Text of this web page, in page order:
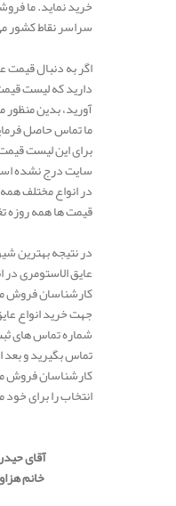
خرید نماید. ما
سراسر نقاط کشور
اگر به دنبال قیمت
دارید که لیست
آورید، بدین
ما تماس حاصل
برای این لیست
سایت درج نشده
در انواع مختلف
قیمت ها همه روزه
در نتیجه بهترین
عایق الاستومری در
کارشناسان فروش
جهت خرید انواع
شماره تماس های
تماس بگیرید و بعد
کارشناسان فروش
انتخاب را برای
آقای
خانم